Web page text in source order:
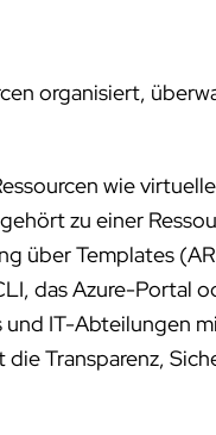
organisiert,
wie
zu einer
über Templates
das Azure-Portal
IT-Abteilungen
Transparenz,